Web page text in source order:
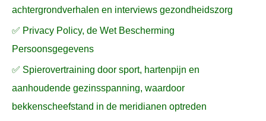
achtergrondverhalen en interviews gezondheidszorg
✅ Privacy Policy, de Wet Bescherming
Persoonsgegevens
✅ Spierovertraining door sport, hartenpijn en
aanhoudende gezinsspanning, waardoor
bekkenscheefstand in de meridianen optreden